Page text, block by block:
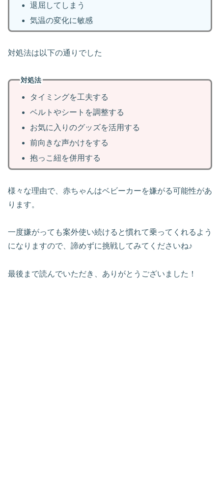
退屈してしまう
気温の変化に敏感
対処法は以下の通りでした
対処法
タイミングを工夫する
ベルトやシートを調整する
お気に入りのグッズを活用する
前向きな声かけをする
抱っこ紐を併用する
様々な理由で、赤ちゃんはベビーカーを嫌がる可能性があ
ります。
一度嫌がっても案外使い続けると慣れて乗ってくれるよう
になりますので、諦めずに挑戦してみてくださいね♪
最後まで読んでいただき、ありがとうございました！